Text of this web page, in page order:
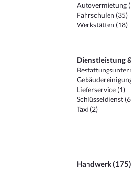
Autovermietung
Fahrschulen (35)
Werkstätten (18)
Dienstleistung
Lieferservice (1)
Schlüsseldienst
Taxi (2)
Handwerk (175)